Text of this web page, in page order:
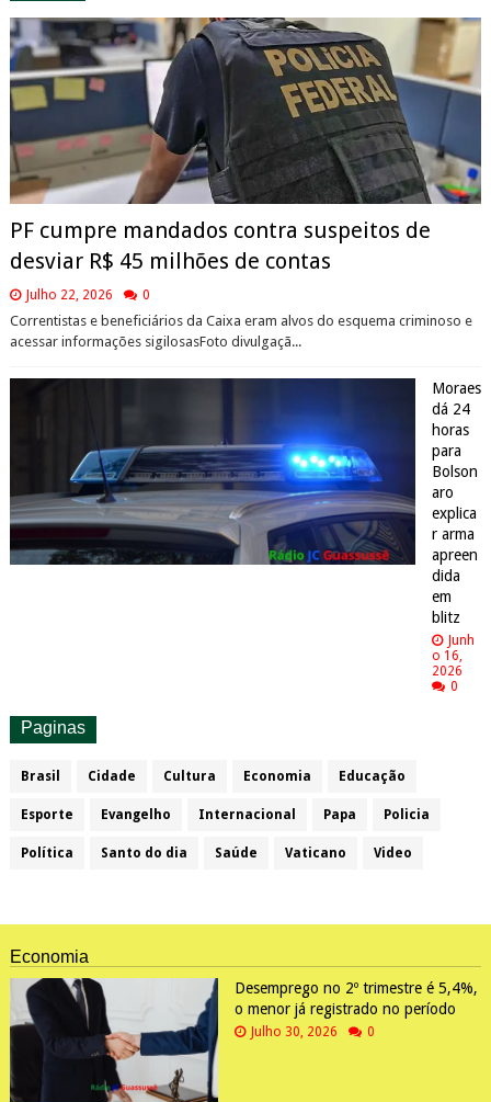
PF cumpre mandados contra suspeitos de
desviar R$ 45 milhões de contas
Julho 22, 2026 0
Correntistas e beneficiários da Caixa eram alvos do esquema criminoso e
acessar informações sigilosasFoto divulgaçã...
Moraes
dá 24
horas
para
Bolson
aro
explica
r arma
apreen
dida
em
blitz
Junh
o 16,
2026
0
Paginas
Brasil Cidade Cultura Economia Educação
Esporte Evangelho Internacional Papa Policia
Política Santo do dia Saúde Vaticano Video
Economia
Desemprego no 2º trimestre é 5,4%,
o menor já registrado no período
Julho 30, 2026 0